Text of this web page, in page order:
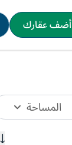
أضف عقارك
المساحة